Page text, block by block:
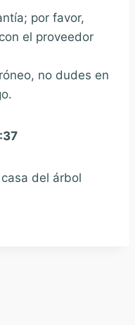
por favor,
el proveedor
no dudes en
del árbol